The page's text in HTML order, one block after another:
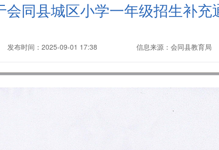
会同县城区小学一年级招生补充
发布时间：2025-09-01 17:38 信息来源：会同县教育局